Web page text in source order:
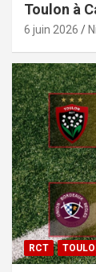
Toulon à
6 juin 2026
RCT